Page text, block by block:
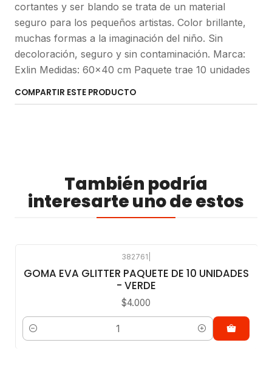
cortantes y ser blando se trata de un material
seguro para los pequeños artistas. Color brillante,
muchas formas a la imaginación del niño. Sin
decoloración, seguro y sin contaminación. Marca:
Exlin Medidas: 60x40 cm Paquete trae 10 unidades
COMPARTIR ESTE PRODUCTO
También podría
interesarte uno de estos
382761
GOMA EVA GLITTER PAQUETE DE 10 UNIDADES
- VERDE
$4.000
Cantidad